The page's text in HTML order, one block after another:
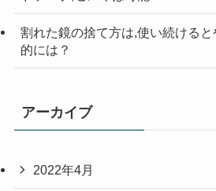
割れた鏡の捨て方は,使い続ける
的には？
アーカイブ
2022年4月